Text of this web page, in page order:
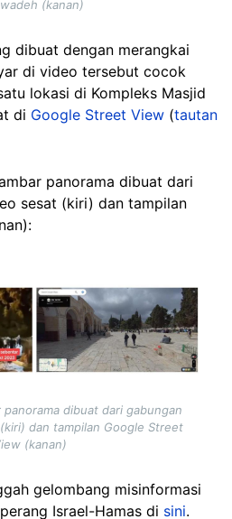
(kanan)
dibuat dengan merangkai
di video tersebut cocok
lokasi di Kompleks Masjid
di Google Street View (tautan
panorama dibuat dari
sesat (kiri) dan tampilan
dibuat dari gabungan
dan tampilan Google Street
(kanan)
gelombang misinformasi
Israel-Hamas di sini.